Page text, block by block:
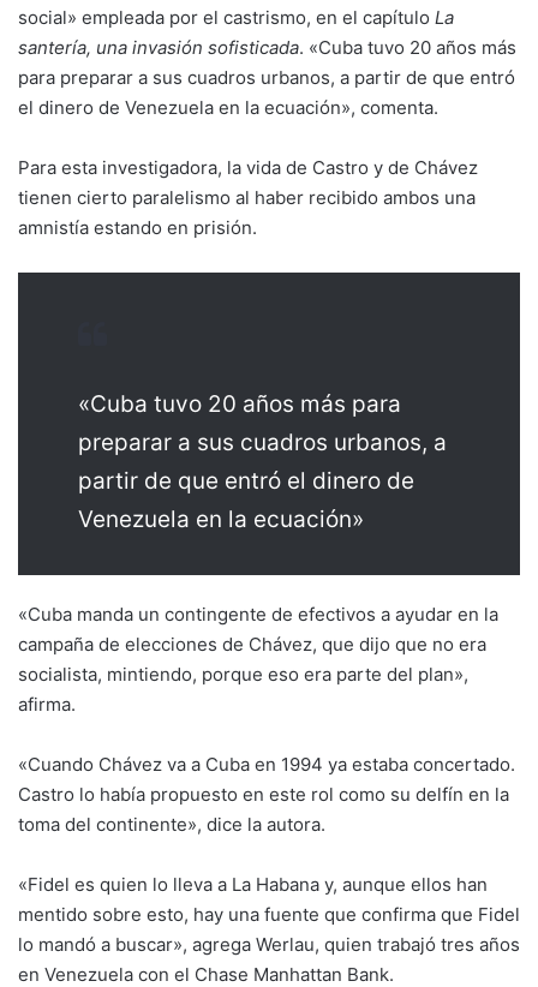
social» empleada por el castrismo, en el capítulo La
santería, una invasión sofisticada. «Cuba tuvo 20 años más
para preparar a sus cuadros urbanos, a partir de que entró
el dinero de Venezuela en la ecuación», comenta.
Para esta investigadora, la vida de Castro y de Chávez
tienen cierto paralelismo al haber recibido ambos una
amnistía estando en prisión.
«Cuba tuvo 20 años más para
preparar a sus cuadros urbanos, a
partir de que entró el dinero de
Venezuela en la ecuación»
«Cuba manda un contingente de efectivos a ayudar en la
campaña de elecciones de Chávez, que dijo que no era
socialista, mintiendo, porque eso era parte del plan»,
afirma.
«Cuando Chávez va a Cuba en 1994 ya estaba concertado.
Castro lo había propuesto en este rol como su delfín en la
toma del continente», dice la autora.
«Fidel es quien lo lleva a La Habana y, aunque ellos han
mentido sobre esto, hay una fuente que confirma que Fidel
lo mandó a buscar», agrega Werlau, quien trabajó tres años
en Venezuela con el Chase Manhattan Bank.